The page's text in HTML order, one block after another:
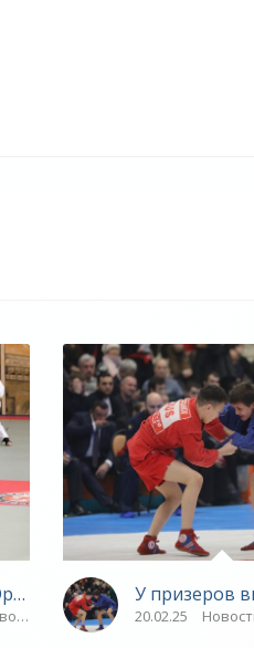
Cup» - «Ярославский
/ Спорт
У призеров
20.02.25